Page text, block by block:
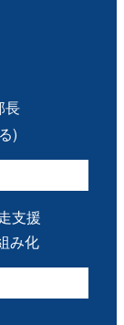
長
)
支援
み化